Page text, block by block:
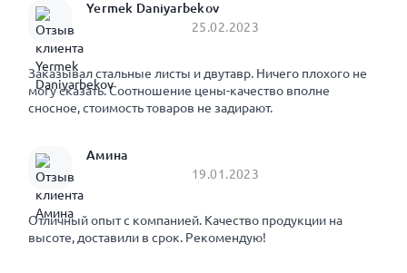
Yermek Daniyarbekov
25.02.2023
Заказывал стальные листы и двутавр. Ничего плохого не
могу сказать. Соотношение цены-качество вполне
сносное, стоимость товаров не задирают.
Амина
19.01.2023
Отличный опыт с компанией. Качество продукции на
высоте, доставили в срок. Рекомендую!